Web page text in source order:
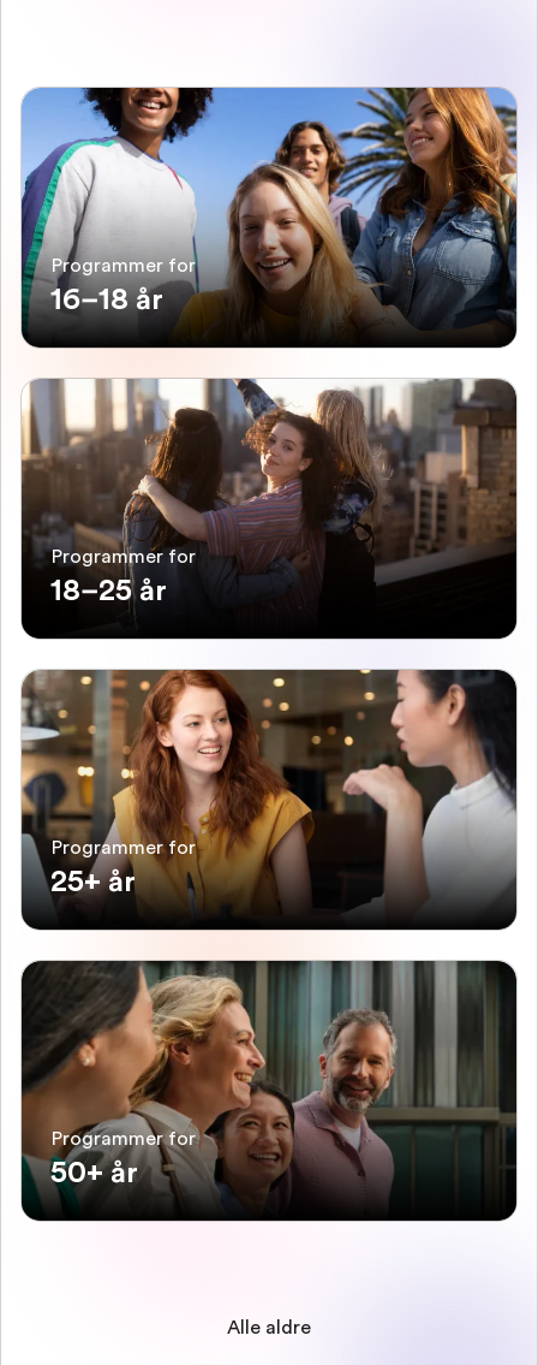
Programmer for
16–18 år
Programmer for
18–25 år
Programmer for
25+ år
Programmer for
50+ år
Alle aldre